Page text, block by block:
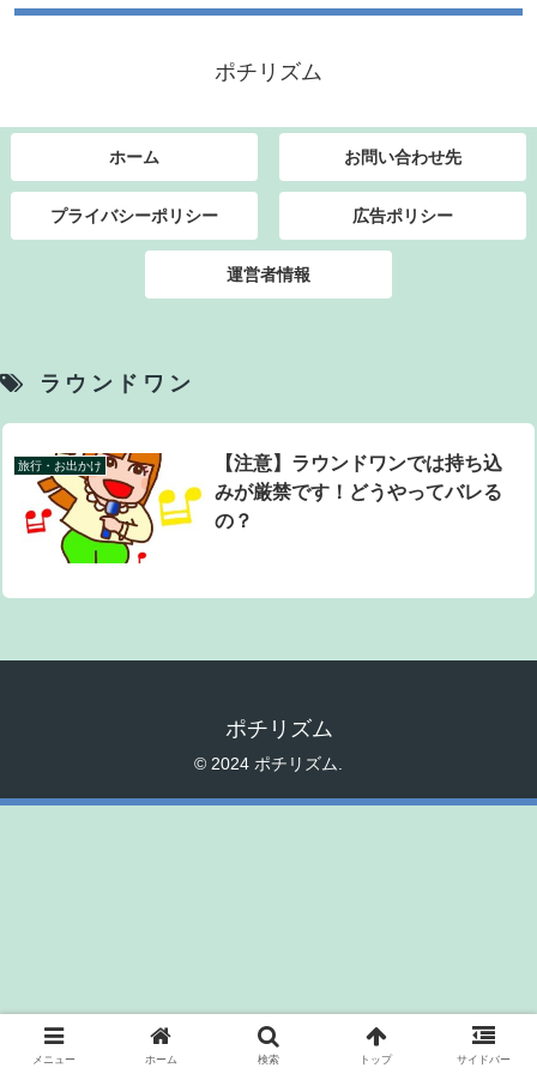
ポチリズム
ホーム お問い合わせ先
プライバシーポリシー 広告ポリシー
運営者情報
ラウンドワン
旅行・お出かけ
【注意】ラウンドワンでは持ち込
みが厳禁です！どうやってバレる
の？
ポチリズム
© 2024 ポチリズム.
メニュー ホーム 検索 トップ サイドバー